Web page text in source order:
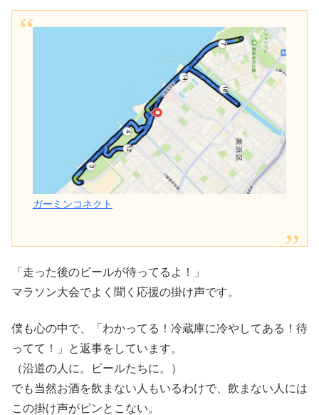
ガーミンコネクト
「走った後のビールが待ってるよ！」
マラソン大会でよく聞く応援の掛け声です。
僕も心の中で、「わかってる！冷蔵庫に冷やしてある！待
ってて！」と返事をしています。
（沿道の人に。ビールたちに。）
でも当然お酒を飲まない人もいるわけで、飲まない人には
この掛け声がピンとこない。